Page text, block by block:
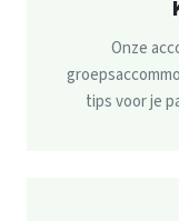
Onze
tips voor je